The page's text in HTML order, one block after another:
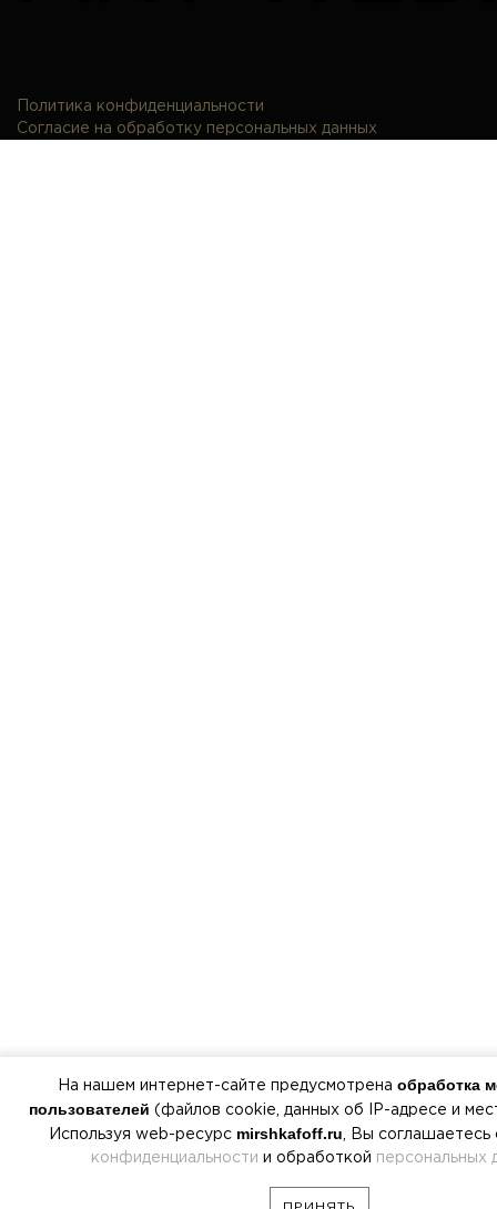
На нашем интернет-сайте предусмотрена обработка
пользователей (файлов cookie, данных об IP-адресе и
Используя web-ресурс mirshkafoff.ru , Вы соглашаетесь
конфиденциальности и обработкой персональных
Политика конфиденциальности
Согласие на обработку персональных данных